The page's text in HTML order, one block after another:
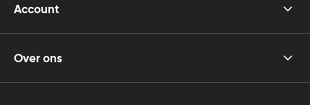
Account
Over ons